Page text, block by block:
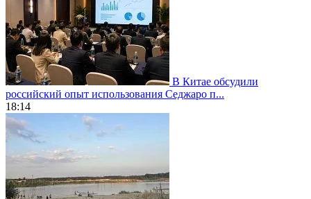
В Китае обсудили
российский опыт использования Седжаро п...
18:14